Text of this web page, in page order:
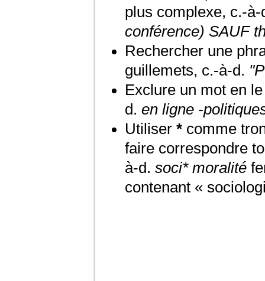
plus complexe, c.-
conférence) SAUF
Rechercher une
guillemets, c.-à-d.
Exclure un mot en
d. en ligne -
Utiliser *comme
faire correspondre
à-d. soci* moralité
contenant «